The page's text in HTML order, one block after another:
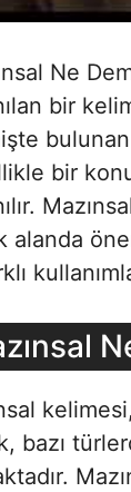
Ne
bir
bir
alanda
bazı